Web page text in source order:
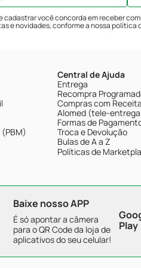
cadastrar você concorda em receber
e novidades, conforme a nossapolítica
Central de Ajuda
Entrega
Recompra
Compras com Receita
Alomed (tele-
Formas de
Troca e Devolução
Bulas de A a Z
Políticas de
Baixe nosso APP
É só apontar a câmera
para o QR Code da loja de
aplicativos do seu celular!
Play